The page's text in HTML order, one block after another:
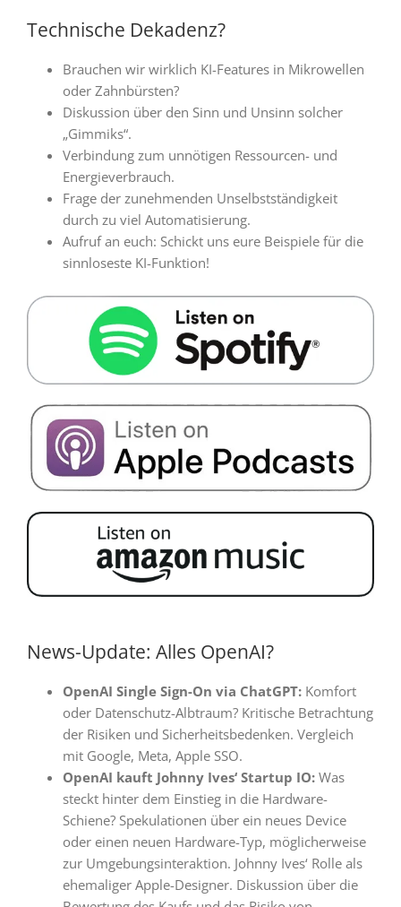
Technische Dekadenz?
Brauchen wir wirklich KI-Features in Mikrowellen
oder Zahnbürsten?
Diskussion über den Sinn und Unsinn solcher
„Gimmiks“.
Verbindung zum unnötigen Ressourcen- und
Energieverbrauch.
Frage der zunehmenden Unselbstständigkeit
durch zu viel Automatisierung.
Aufruf an euch: Schickt uns eure Beispiele für die
sinnloseste KI-Funktion!
News-Update: Alles OpenAI?
OpenAI Single Sign-On via ChatGPT:Komfort
oder Datenschutz-Albtraum?Kritische Betrachtung
der Risiken und Sicherheitsbedenken. Vergleich
mit Google, Meta, Apple SSO.
OpenAI kauft Johnny Ives‘ Startup IO:Was
steckt hinter dem Einstieg in die Hardware-
Schiene?Spekulationen über ein neues Device
oder einen neuen Hardware-Typ, möglicherweise
zur Umgebungsinteraktion. Johnny Ives‘ Rolle als
ehemaliger Apple-Designer. Diskussion über die